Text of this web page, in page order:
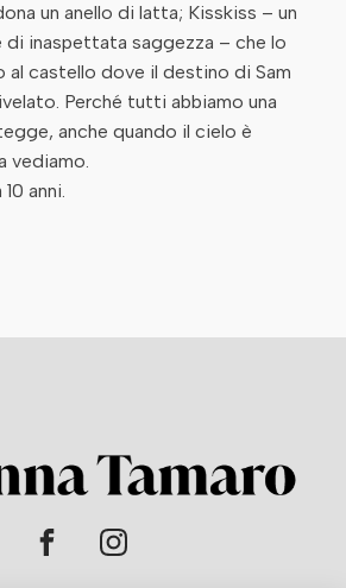
un anello di latta; Kisskiss – un
di inaspettata saggezza – che lo
al castello dove il destino di Sam
Perché tutti abbiamo una
anche quando il cielo è
vediamo.
anni.